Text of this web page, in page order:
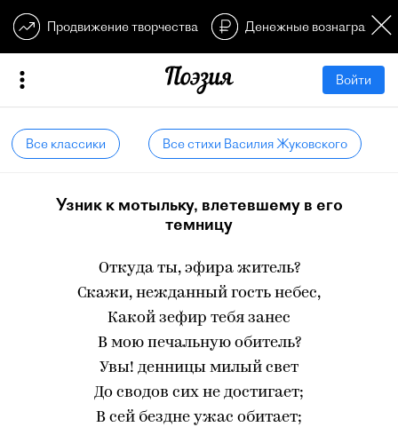
Продвижение творчества Денежные
Войти
Все классики Все стихи Василия Жуковского
Узник к мотыльку, влетевшему в его
темницу
Откуда ты, эфира житель?
Скажи, нежданный гость небес,
Какой зефир тебя занес
В мою печальную обитель?
Увы! денницы милый свет
До сводов сих не достигает;
В сей бездне ужас обитает;